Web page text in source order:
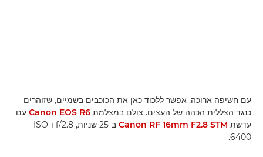
עם חשיפה ארוכה, אפשר ללכוד כאן את הכוכבים בשמיים, שזוהרים
כנגד הצללית הכהה של העצים. צולם במצלמת Canon EOS R6 עם
עדשת Canon RF 16mm F2.8 STM
ב-25 שניות, f/2.8 ו-ISO
6400.